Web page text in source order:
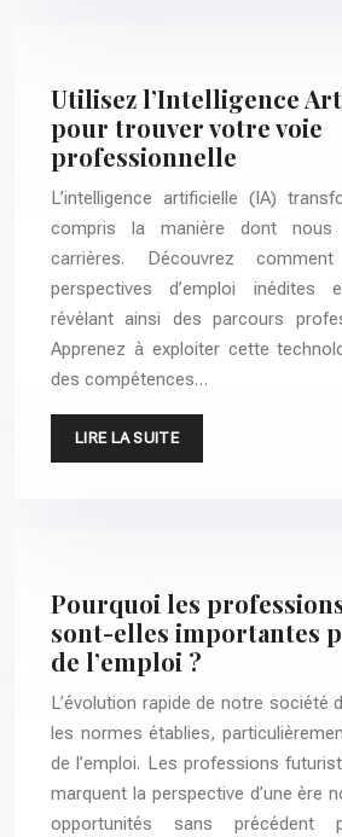
Utilisez l’Intelligence
pour trouver votre voie
professionnelle
L’intelligence artificielle (IA)
compris la manière dont nous
carrières. Découvrez
perspectives d’emploi inédites
révélant ainsi des parcours
Apprenez à exploiter cette
des compétences…
LIRE LA SUITE
Pourquoi les
sont-elles importantes
de l’emploi ?
L’évolution rapide de notre société
les normes établies,
de l’emploi. Les professions
marquent la perspective d’une ère
opportunités sans précédent